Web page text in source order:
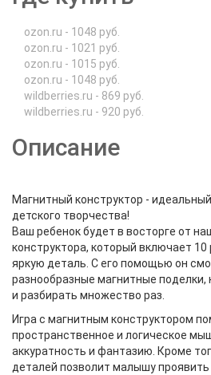
ozon.ru - 1048 руб.
ozon.ru - 1021 руб.
ozon.ru - 1015 руб.
ozon.ru - 1048 руб.
wildberries.ru - 869 руб.
wildberries.ru - 920 руб.
Описание
Магнитный конструктор -
детского творчества!
Ваш ребенок будет в восторге от
конструктора, который включает
яркую деталь. С его помощью он
разнообразные магнитные
и разбирать множество раз.
Игра с магнитным конструктором
пространственное и логическое
аккуратность и фантазию. Кроме
деталей позволит малышу